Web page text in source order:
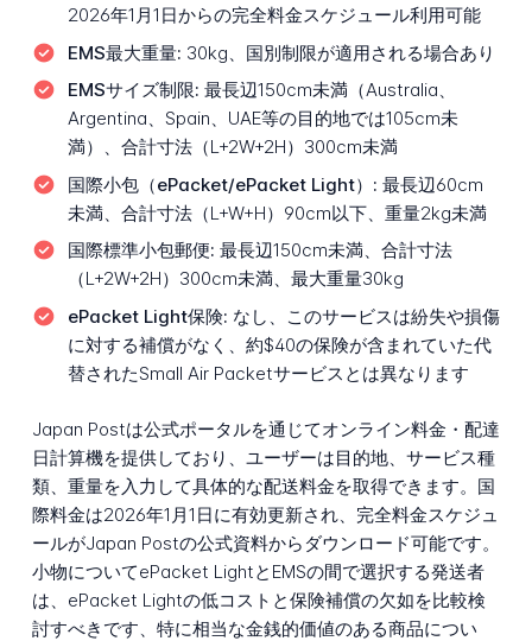
2026年1月1日からの完全料金スケジュール利用可能
EMS最大重量: 30kg、国別制限が適用される場合あり
EMSサイズ制限: 最長辺150cm未満（Australia、
Argentina、Spain、UAE等の目的地では105cm未
満）、合計寸法（L+2W+2H）300cm未満
国際小包（ePacket/ePacket Light）: 最長辺60cm
未満、合計寸法（L+W+H）90cm以下、重量2kg未満
国際標準小包郵便: 最長辺150cm未満、合計寸法
（L+2W+2H）300cm未満、最大重量30kg
ePacket Light保険: なし、このサービスは紛失や損傷
に対する補償がなく、約$40の保険が含まれていた代
替されたSmall Air Packetサービスとは異なります
Japan Postは公式ポータルを通じてオンライン料金・配達
日計算機を提供しており、ユーザーは目的地、サービス種
類、重量を入力して具体的な配送料金を取得できます。国
際料金は2026年1月1日に有効更新され、完全料金スケジュ
ールがJapan Postの公式資料からダウンロード可能です。
小物についてePacket LightとEMSの間で選択する発送者
は、ePacket Lightの低コストと保険補償の欠如を比較検
討すべきです、特に相当な金銭的価値のある商品につい